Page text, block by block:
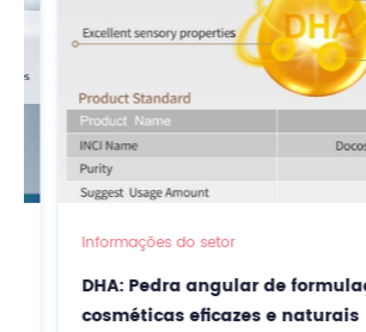
Informações do setor
DHA: Pedra angular de
cosméticas eficazes e naturais